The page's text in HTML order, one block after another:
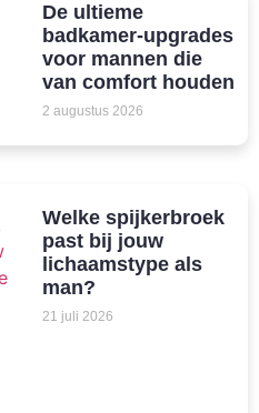
De ultieme
badkamer-upgrades
voor mannen die
van comfort houden
2 augustus 2026
Welke spijkerbroek
past bij jouw
lichaamstype als
man?
21 juli 2026